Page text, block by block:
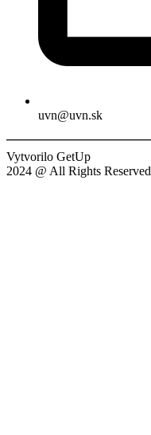
uvn@uvn.sk
Vytvorilo GetUp
2024 @ All Rights Reserved